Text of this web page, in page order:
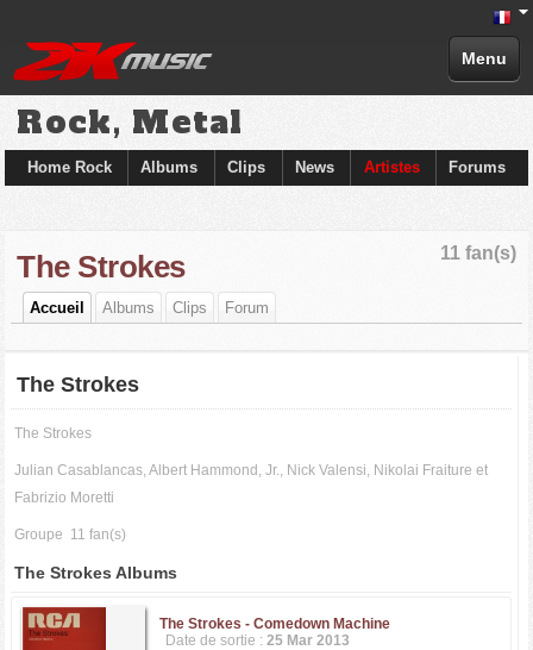
Menu
Rock, Metal
Home Rock Albums Clips News Artistes Forums
11 fan(s)
The Strokes
Accueil Albums Clips Forum
The Strokes
The Strokes
Julian Casablancas, Albert Hammond, Jr., Nick Valensi, Nikolai Fraiture et
Fabrizio Moretti
Groupe 11 fan(s)
The Strokes Albums
The Strokes -Comedown Machine
Date de sortie :25 Mar 2013